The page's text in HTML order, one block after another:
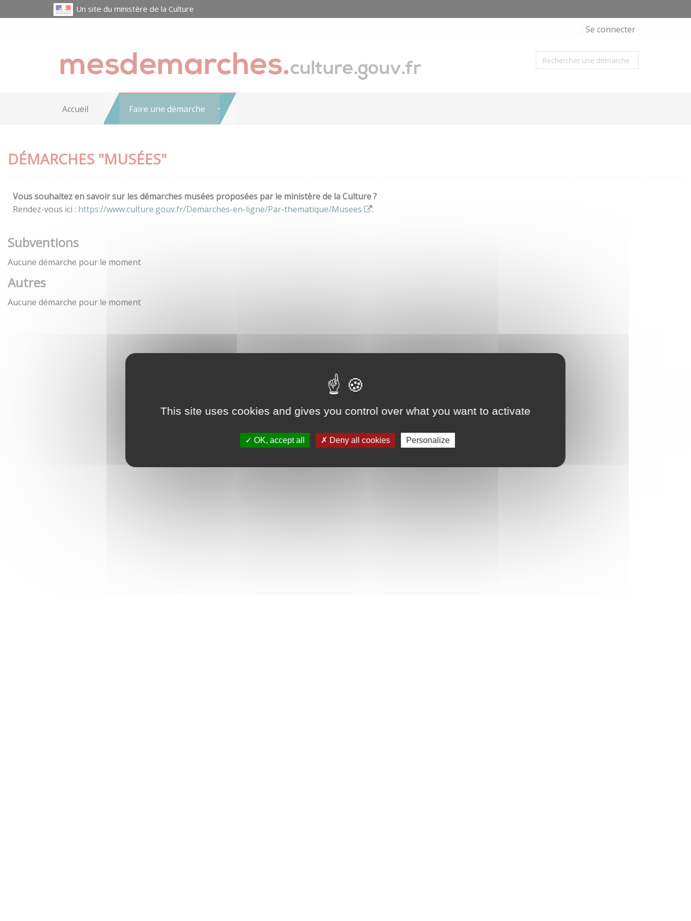
This site uses cookies and gives you control over what you want to activate
OK, accept all Deny all cookies Personalize
Un site du ministère de la Culture
Se connecter
Accueil Faire une démarche
DÉMARCHES "MUSÉES"
Vous souhaitez en savoir sur les démarches musées proposées par le ministère de la Culture ?
Rendez-vous ici : https://www.culture.gouv.fr/Demarches-en-ligne/Par-thematique/Musees .
Subventions
Aucune démarche pour le moment
Autres
Aucune démarche pour le moment